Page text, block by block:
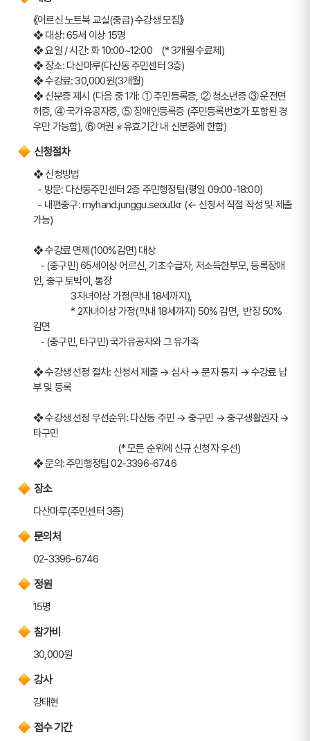
《어르신 노트북 교실(중급) 수강생 모집》
❖ 대상: 65세 이상 15명
❖ 요일 / 시간: 화 10:00~12:00    (* 3개월 수료제)
❖ 장소: 다산마루(다산동 주민센터 3층)
❖ 수강료: 30,000원(3개월)
❖ 신분증 제시 (다음 중 1개: ① 주민등록증, ② 청소년증 ③ 운전면
허증, ④ 국가유공자증, ⑤ 장애인등록증 (주민등록번호가 포함된 경
우만 가능함), ⑥ 여권 ※ 유효기간 내 신분증에 한함)
신청절차
❖ 신청방법
  - 방문: 다산동주민센터 2층 주민행정팀(평일 09:00-18:00)
가능)
❖ 수강료 면제(100%감면) 대상
인, 중구 토박이, 통장
                 3자녀이상 가정(막내 18세까지),
                 * 2자녀이상 가정(막내 18세까지) 50% 감면,  반장 50%
감면
   - (중구민, 타구민) 국가유공자와 그 유가족
❖ 수강생 선정 절차: 신청서 제출 → 심사 → 문자 통지 → 수강료 납
부 및 등록
❖ 수강생 선정 우선순위: 다산동 주민 → 중구민 → 중구생활권자 →
타구민
                                      (* 모든 순위에 신규 신청자 우선)
❖ 문의: 주민행정팀 02-3396-6746
장소
다산마루(주민센터 3층)
문의처
02-3396-6746
정원
15명
참가비
30,000원
강사
강태현
접수 기간